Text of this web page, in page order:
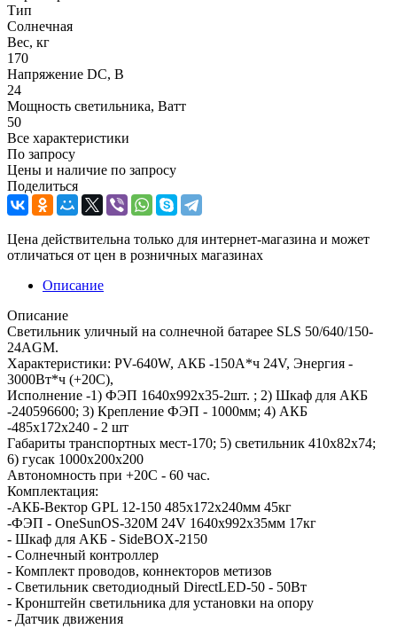
Тип
Солнечная
Вес, кг
170
Напряжение DC, В
24
Мощность светильника, Ватт
50
Все характеристики
По запросу
Цены и наличие по запросу
Поделиться
Цена действительна только для интернет-магазина и может
отличаться от цен в розничных магазинах
Описание
Описание
Светильник уличный на солнечной батарее SLS 50/640/150-
24AGM.
Характеристики: PV-640W, АКБ -150А*ч 24V, Энергия -
3000Вт*ч (+20С),
Исполнение -1) ФЭП 1640х992х35-2шт. ; 2) Шкаф для АКБ
-240596600; 3) Крепление ФЭП - 1000мм; 4) АКБ
-485x172x240 - 2 шт
Габариты транспортных мест-170; 5) светильник 410x82x74;
6) гусак 1000х200х200
Автономность при +20С - 60 час.
Комплектация:
-АКБ-Вектор GPL 12-150 485x172x240мм 45кг
-ФЭП - OneSunOS-320M 24V 1640х992х35мм 17кг
- Шкаф для АКБ - SideBOX-2150
- Солнечный контроллер
- Комплект проводов, коннекторов метизов
- Светильник светодиодный DirectLED-50 - 50Вт
- Кронштейн светильника для установки на опору
- Датчик движения